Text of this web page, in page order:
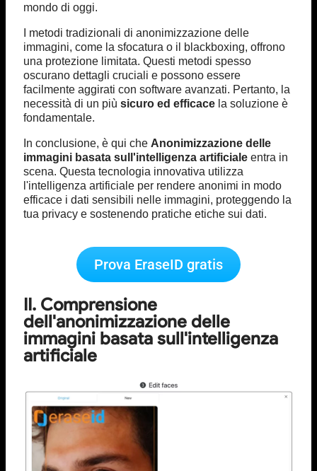
mondo di oggi.
I metodi tradizionali di anonimizzazione delle
immagini, come la sfocatura o il blackboxing, offrono
una protezione limitata. Questi metodi spesso
oscurano dettagli cruciali e possono essere
facilmente aggirati con software avanzati. Pertanto, la
necessità di un più sicuro ed efficace la soluzione è
fondamentale.
In conclusione, è qui che Anonimizzazione delle
immagini basata sull'intelligenza artificiale entra in
scena. Questa tecnologia innovativa utilizza
l'intelligenza artificiale per rendere anonimi in modo
efficace i dati sensibili nelle immagini, proteggendo la
tua privacy e sostenendo pratiche etiche sui dati.
Prova EraseID gratis
II. Comprensione
dell'anonimizzazione delle
immagini basata sull'intelligenza
artificiale